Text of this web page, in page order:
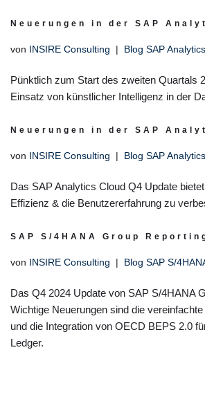
Neuerungen in der SAP
von INSIRE Consulting Blog SAP
Pünktlich zum Start des zweiten Quartals
Einsatz von künstlicher Intelligenz in der
Neuerungen in der SAP
von INSIRE Consulting Blog SAP
Das SAP Analytics Cloud Q4 Update
Effizienz & die Benutzererfahrung zu
SAP S/4HANA Group
von INSIRE Consulting Blog SAP S/
Das Q4 2024 Update von SAP S/4HANA
Wichtige Neuerungen sind die
und die Integration von OECD BEPS 2.0
Ledger.